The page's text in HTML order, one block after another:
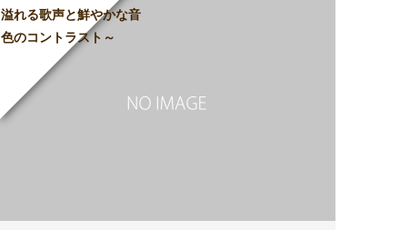
溢れる歌声と鮮やかな音
色のコントラスト～